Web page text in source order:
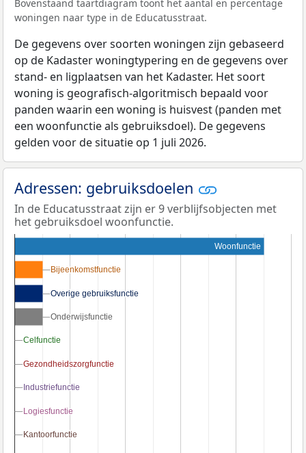
Bovenstaand taartdiagram toont het aantal en percentage
woningen naar type in de Educatusstraat.
De gegevens over soorten woningen zijn gebaseerd
op de Kadaster woningtypering en de gegevens over
stand- en ligplaatsen van het Kadaster. Het soort
woning is geografisch-algoritmisch bepaald voor
panden waarin een woning is huisvest (panden met
een woonfunctie als gebruiksdoel). De gegevens
gelden voor de situatie op 1 juli 2026.
Adressen: gebruiksdoelen
In de Educatusstraat zijn er 9 verblijfsobjecten met
het gebruiksdoel woonfunctie.
Woonfunctie
Bijeenkomstfunctie
Bijeenkomstfunctie
Overige gebruiksfunctie
Overige gebruiksfunctie
Onderwijsfunctie
Onderwijsfunctie
Celfunctie
Celfunctie
Gezondheidszorgfunctie
Gezondheidszorgfunctie
Industriefunctie
Industriefunctie
Logiesfunctie
Logiesfunctie
Kantoorfunctie
Kantoorfunctie